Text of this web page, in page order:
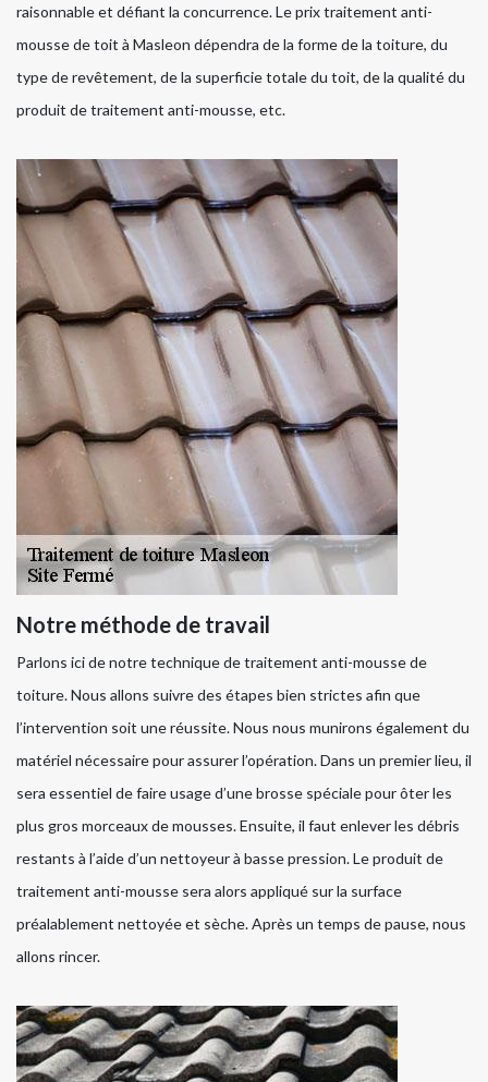
raisonnable et défiant la concurrence. Le prix traitement anti-
mousse de toit à Masleon dépendra de la forme de la toiture, du
type de revêtement, de la superficie totale du toit, de la qualité du
produit de traitement anti-mousse, etc.
Notre méthode de travail
Parlons ici de notre technique de traitement anti-mousse de
toiture. Nous allons suivre des étapes bien strictes afin que
l’intervention soit une réussite. Nous nous munirons également du
matériel nécessaire pour assurer l’opération. Dans un premier lieu, il
sera essentiel de faire usage d’une brosse spéciale pour ôter les
plus gros morceaux de mousses. Ensuite, il faut enlever les débris
restants à l’aide d’un nettoyeur à basse pression. Le produit de
traitement anti-mousse sera alors appliqué sur la surface
préalablement nettoyée et sèche. Après un temps de pause, nous
allons rincer.